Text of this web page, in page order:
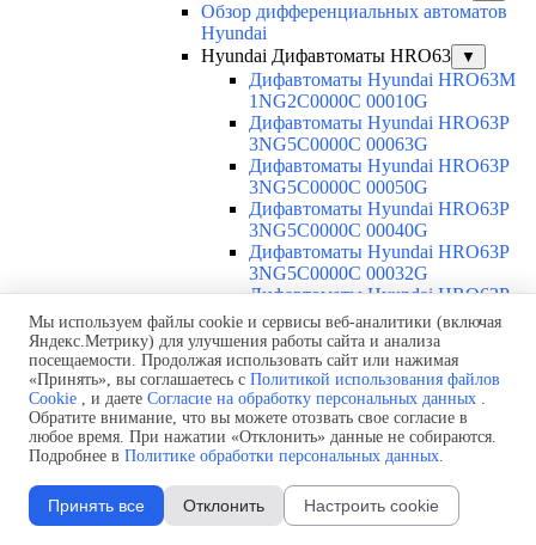
Обзор дифференциальных автоматов
Hyundai
Hyundai Дифавтоматы HRO63
▼
Дифавтоматы Hyundai HRO63M
1NG2C0000C 00010G
Дифавтоматы Hyundai HRO63P
3NG5C0000C 00063G
Дифавтоматы Hyundai HRO63P
3NG5C0000C 00050G
Дифавтоматы Hyundai HRO63P
3NG5C0000C 00040G
Дифавтоматы Hyundai HRO63P
3NG5C0000C 00032G
Дифавтоматы Hyundai HRO63P
3NG5C0000C 00025G
Дифавтоматы Hyundai HRO63P
3NG5C0000C 00020G
Дифавтоматы Hyundai HRO63P
3NG5C0000C 00016G
Дифавтоматы Hyundai HRO63P
3NG5C0000C 00010G
Дифавтоматы Hyundai HRO63P
3NG5C0000C 00006G
Дифавтоматы Hyundai HRO63P
3NG4C0000C 00063G
Мы используем файлы cookie и сервисы веб-аналитики (включая
Яндекс.Метрику) для улучшения работы сайта и анализа
посещаемости. Продолжая использовать сайт или нажимая
«Принять», вы соглашаетесь с Политикой использования файлов
Cookie , и даете Согласие на обработку персональных данных .
Обратите внимание, что вы можете отозвать свое согласие в
любое время. При нажатии «Отклонить» данные не собираются.
Подробнее в Политике обработки персональных данных.
Принять все Отклонить Настроить cookie